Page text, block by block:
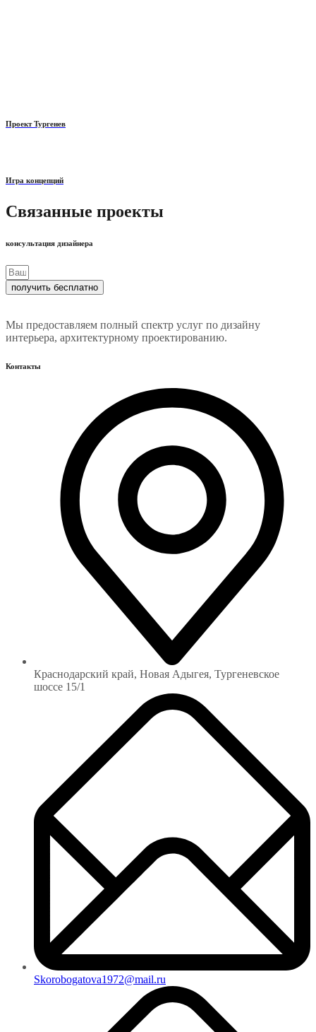
Проект Тургенев
Игра концепций
Связанные проекты
консультация дизайнера
получить бесплатно
Мы предоставляем полный спектр услуг по дизайну
интерьера, архитектурному проектированию.
Контакты
Краснодарский край, Новая Адыгея, Тургеневское
шоссе 15/1
Skorobogatova1972@mail.ru